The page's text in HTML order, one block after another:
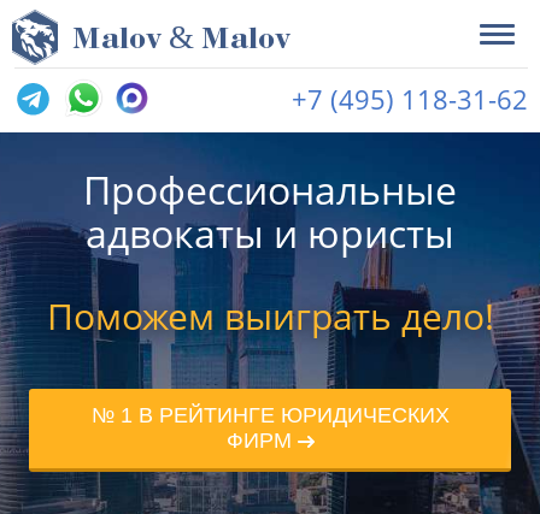
Malov & Malov
+7 (495) 118-31-62
Профессиональные
адвокаты и юристы
Поможем выиграть дело!
№ 1 В РЕЙТИНГЕ ЮРИДИЧЕСКИХ
ФИРМ